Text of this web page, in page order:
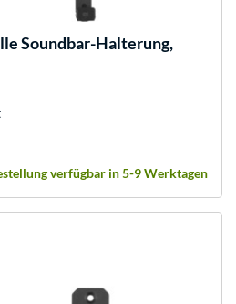
Soundbar-Halterung,
verfügbar in 5-9 Werktagen